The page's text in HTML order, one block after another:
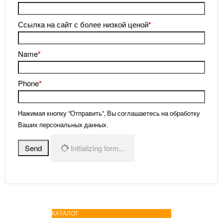
Ссылка на сайт с более низкой ценой*
Name*
Phone*
Нажимая кнопку "Отправить", Вы соглашаетесь на обработку
Ваших персональных данных.
Send Initializing form...
КАТАЛОГ